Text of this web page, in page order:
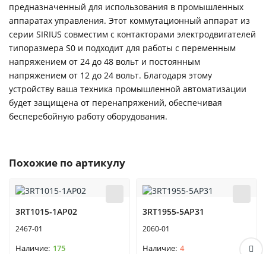
предназначенный для использования в промышленных
аппаратах управления. Этот коммутационный аппарат из
серии SIRIUS совместим с контакторами электродвигателей
типоразмера S0 и подходит для работы с переменным
напряжением от 24 до 48 вольт и постоянным
напряжением от 12 до 24 вольт. Благодаря этому
устройству ваша техника промышленной автоматизации
будет защищена от перенапряжений, обеспечивая
бесперебойную работу оборудования.
Похожие по артикулу
3RT1015-1AP02
2467-01
175
3RT1955-5AP31
2060-01
4